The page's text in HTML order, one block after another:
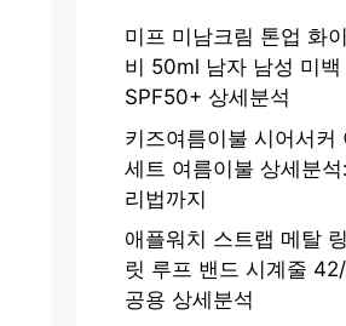
미프 미남크림 톤업 화
비 50ml 남자 남성 미백
SPF50+ 상세분석
키즈여름이불 시어서커
세트 여름이불 상세분
리법까지
애플워치 스트랩 메탈
릿 루프 밴드 시계줄
공용 상세분석